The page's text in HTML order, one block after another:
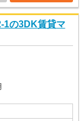
1の3DK賃貸マ